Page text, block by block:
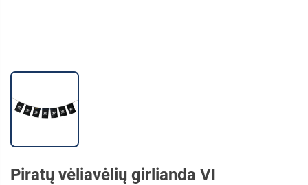
Piratų vėliavėlių girlianda VI